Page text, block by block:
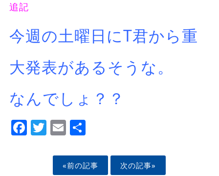
追記
今週の土曜日にT君から重
大発表があるそうな。
なんでしょ？？
Facebook
Twitter
EmailShare
«前の記事 次の記事»